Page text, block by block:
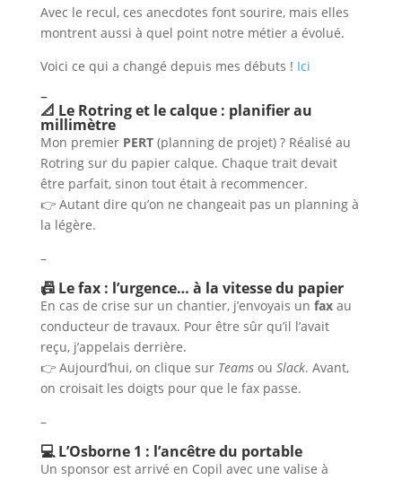
Avec le recul, ces anecdotes font sourire, mais elles
montrent aussi à quel point notre métier a évolué.
Voici ce qui a changé depuis mes débuts ! Ici
–
📐 Le Rotring et le calque : planifier au
millimètre
Mon premier PERT(planning de projet) ? Réalisé au
Rotring sur du papier calque. Chaque trait devait
être parfait, sinon tout était à recommencer.
👉 Autant dire qu’on ne changeait pas un planning à
la légère.
–
📠 Le fax : l’urgence… à la vitesse du papier
En cas de crise sur un chantier, j’envoyais un faxau
conducteur de travaux. Pour être sûr qu’il l’avait
reçu, j’appelais derrière.
👉 Aujourd’hui, on clique sur Teamsou Slack. Avant,
on croisait les doigts pour que le fax passe.
–
💻 L’Osborne 1 : l’ancêtre du portable
Un sponsor est arrivé en Copil avec une valise à